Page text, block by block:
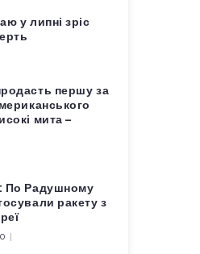
у липні зріс
першу за
мита –
По Радушному
ракету з